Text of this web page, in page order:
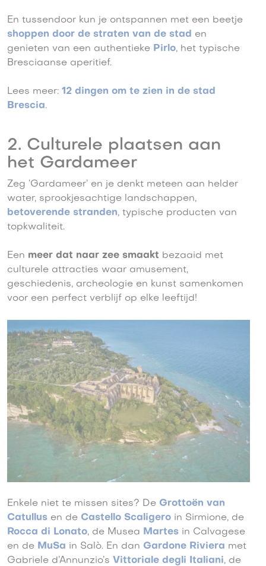
En tussendoor kun je ontspannen met een beetje
shoppen door de straten van de stad en
genieten van een authentieke Pirlo, het typische
Bresciaanse aperitief.
Lees meer: 12 dingen om te zien in de stad
Brescia.
2. Culturele plaatsen aan
het Gardameer
Zeg ‘Gardameer’ en je denkt meteen aan helder
water, sprookjesachtige landschappen,
betoverende stranden, typische producten van
topkwaliteit.
Een meer dat naar zee smaakt bezaaid met
culturele attracties waar amusement,
geschiedenis, archeologie en kunst samenkomen
voor een perfect verblijf op elke leeftijd!
Enkele niet te missen sites? De Grottoën van
Catullus en de Castello Scaligero in Sirmione, de
Rocca di Lonato, de Musea Martes in Calvagese
en de MuSa in Salò. En dan Gardone Riviera met
Gabriele d’Annunzio’s Vittoriale degli Italiani, de